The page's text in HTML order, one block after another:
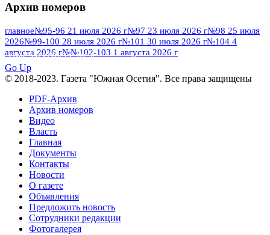
№95 7 августа 2012 г
№95 28 июля 2016 г №95+96 3 августа
2013 г№96 6 июля 2017 г№96 9 августа
2012 г
№96+97 30 июля 2016 г №97 6 августа 2013 г №97
8 июля 2017 г
№97 30 июля 2015 г
№98 2 августа 2016 г
августа 2013 г №98 14 августа 2012 г
№98+99 11 июля 2017 г
августа 2016 г
августа 2012 г
Архив номеров
главное№95-96 21 июля 2026 г№97 23 июля 2026 г№98 25 июля
2026№99-100 28 июля 2026 г№101 30 июля 2026 г№104 4
августа 2026 г№№102-103 1 августа 2026 г
ПОСМОТРЕТЬ ВСЕ
Go Up
© 2018-2023. Газета "Южная Осетия". Все права защищены
PDF-Архив
Архив номеров
Видео
Власть
Главная
Документы
Контакты
Новости
О газете
Объявления
Предложить новость
Сотрудники редакции
Фотогалерея